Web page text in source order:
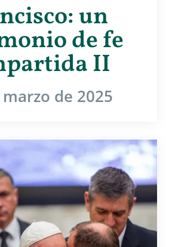
un
de fe
II
de 2025